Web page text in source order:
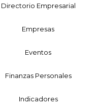
Directorio Empresarial
Empresas
Eventos
Finanzas Personales
Indicadores